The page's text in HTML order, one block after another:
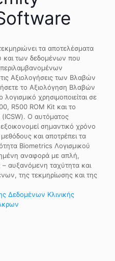
τα αποτελέσματα
των δεδομένων που
Αξιολογήσεις των Βλαβών
το Αξιολόγηση Βλαβών
χρησιμοποιείται σε
R500 ROM Kit και το
Ο αυτόματος
σημαντικό χρόνο
και αποτρέπει τα
Biometrics Λογισμικού
αναφορά με απλή,
αυξανόμενη ταχύτητα και
της τεκμηρίωσης και της
Δεδομένων Κλινικής